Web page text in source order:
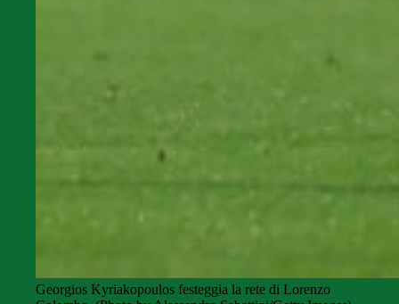
Georgios Kyriakopoulos festeggia la rete di Lorenzo